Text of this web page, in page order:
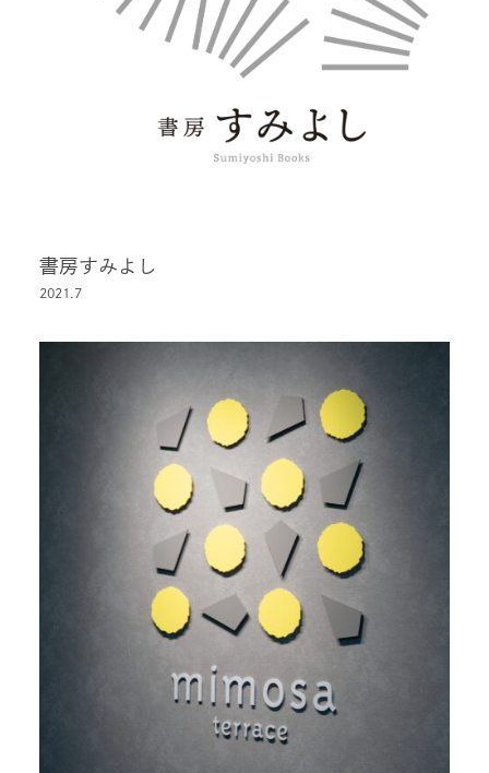
書房すみよし
2021.7